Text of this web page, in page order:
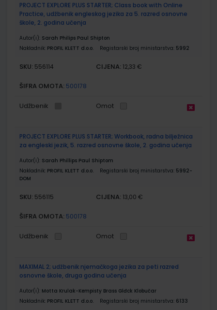
PROJECT EXPLORE PLUS STARTER; Class book with Online
Practice, udžbenik engleskog jezika za 5. razred osnovne
škole, 2. godina učenja
Autor(i): Sarah Philips Paul Shipton
Nakladnik: PROFIL KLETT d.o.o. Registarski broj ministarstva: 5992
SKU: 556114 CIJENA: 12,33 €
ŠIFRA OMOTA: 500178
Udžbenik Omot
PROJECT EXPLORE PLUS STARTER; Workbook, radna bilježnica
za engleski jezik, 5. razred osnovne škole, 2. godina učenja
Autor(i): Sarah Phillips Paul Shiptom
Nakladnik: PROFIL KLETT d.o.o. Registarski broj ministarstva: 5992-
DOM
SKU: 556115 CIJENA: 13,00 €
ŠIFRA OMOTA: 500178
Udžbenik Omot
MAXIMAL 2; udžbenik njemačkoga jezika za peti razred
osnovne škole, druga godina učenja
Autor(i): Motta Krulak-Kempisty Brass Glđck Klobučar
Nakladnik: PROFIL KLETT d.o.o. Registarski broj ministarstva: 6133